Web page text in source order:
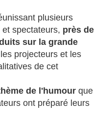
plusieurs
spectateurs, près de
sur la grande
projecteurs et les
de cet
de l'humour que
ont préparé leurs